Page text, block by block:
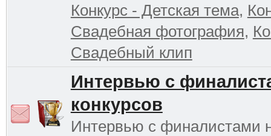
Конкурс - Детская тема,
Свадебная фотография,
Свадебный клип
Интервью с
конкурсов
Интервью с финалистами